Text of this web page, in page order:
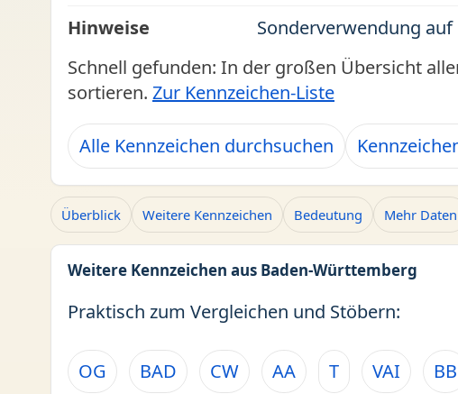
Hinweise
Sonderverwendung auf
Schnell gefunden: In der großen Übersicht
sortieren. Zur Kennzeichen-Liste
Alle Kennzeichen durchsuchen
Überblick Weitere Kennzeichen Bedeutung Mehr Daten
Weitere Kennzeichen aus Baden-Württemberg
Praktisch zum Vergleichen und Stöbern:
OG BAD CW AA T VAI BB